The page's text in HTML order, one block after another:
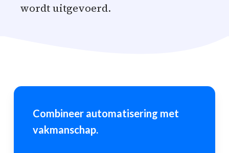
wordt uitgevoerd.
Combineer automatisering met
vakmanschap.